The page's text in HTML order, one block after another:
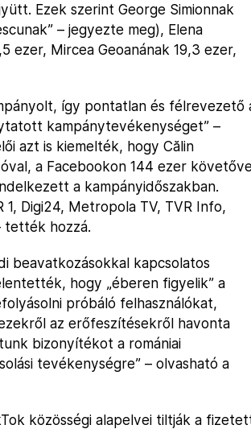
Ezek szerint George Simionnak
– jegyezte meg), Elena
ezer, Mircea Geoanának 19,3 ezer,
így pontatlan és félrevezető
kampánytevékenységet” –
azt is kiemelték, hogy Călin
a Facebookon 144 ezer
a kampányidőszakban.
1, Digi24, Metropola TV, TVR Info,
tették hozzá.
beavatkozásokkal kapcsolatos
hogy „éberen figyelik” a
próbáló felhasználókat,
az erőfeszítésekről havonta
bizonyítékot a romániai
tevékenységre” – olvasható a
közösségi alapelvei tiltják a